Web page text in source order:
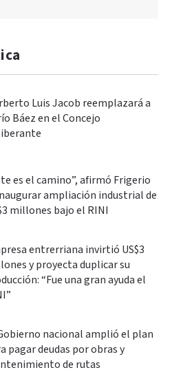
Luis Jacob reemplazará a
Báez en el Concejo
es el camino”, afirmó Frigerio
ampliación industrial de
millones bajo el RINI
entrerriana invirtió US$3
y proyecta duplicar su
“Fue una gran ayuda el
nacional amplió el plan
pagar deudas por obras y
de rutas